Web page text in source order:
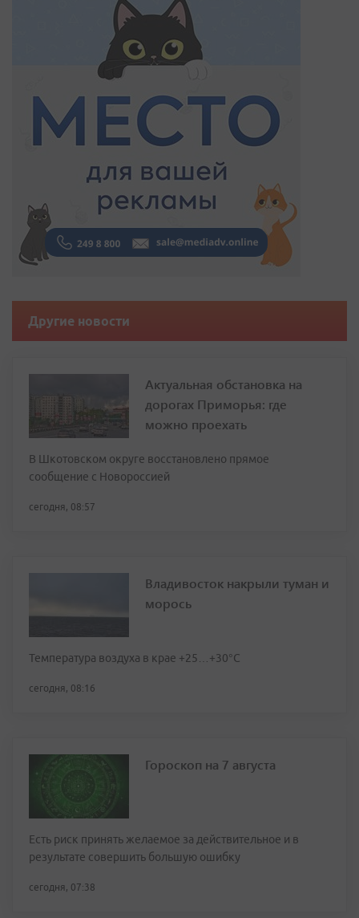
Другие новости
Актуальная обстановка на
дорогах Приморья: где
можно проехать
В Шкотовском округе восстановлено прямое
сообщение с Новороссией
сегодня, 08:57
Владивосток накрыли туман и
морось
Температура воздуха в крае +25…+30°C
сегодня, 08:16
Гороскоп на 7 августа
Есть риск принять желаемое за действительное и в
результате совершить большую ошибку
сегодня, 07:38